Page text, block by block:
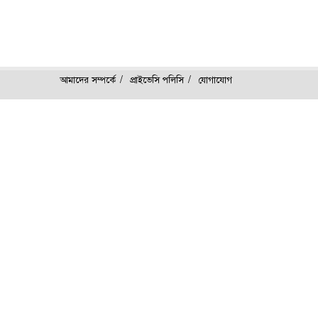
আমাদের সম্পর্কে প্রাইভেসি পলিসি যোগাযোগ